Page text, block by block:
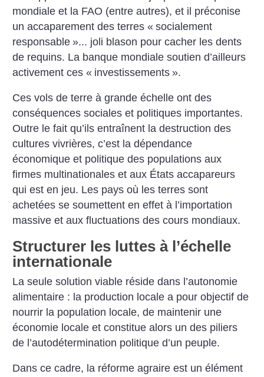
mondiale et la FAO (entre autres), et il préconise
un accaparement des terres « socialement
responsable »... joli blason pour cacher les dents
de requins. La banque mondiale soutien d’ailleurs
activement ces « investissements ».
Ces vols de terre à grande échelle ont des
conséquences sociales et politiques importantes.
Outre le fait qu’ils entraînent la destruction des
cultures vivrières, c’est la dépendance
économique et politique des populations aux
firmes multinationales et aux États accapareurs
qui est en jeu. Les pays où les terres sont
achetées se soumettent en effet à l’importation
massive et aux fluctuations des cours mondiaux.
Structurer les luttes à l’échelle
internationale
La seule solution viable réside dans l’autonomie
alimentaire : la production locale a pour objectif de
nourrir la population locale, de maintenir une
économie locale et constitue alors un des piliers
de l’autodétermination politique d’un peuple.
Dans ce cadre, la réforme agraire est un élément